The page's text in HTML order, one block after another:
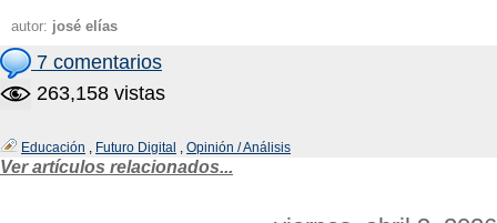
autor: josé elías
7 comentarios
263,158 vistas
Educación , Futuro Digital , Opinión / Análisis
Ver artículos relacionados...